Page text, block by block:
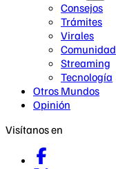
Consejos
Trámites
Virales
Comunidad
Streaming
Tecnología
Otros Mundos
Opinión
Visítanos en